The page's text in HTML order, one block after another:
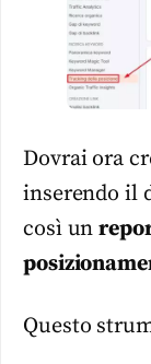
Dovrai ora
inserendo il
così un
Questo